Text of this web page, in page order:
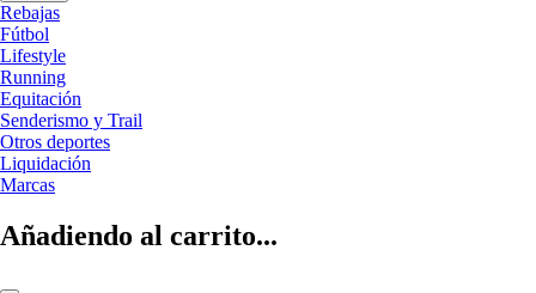
Rebajas
Fútbol
Lifestyle
Running
Equitación
Senderismo y Trail
Otros deportes
Liquidación
Marcas
Añadiendo al carrito...